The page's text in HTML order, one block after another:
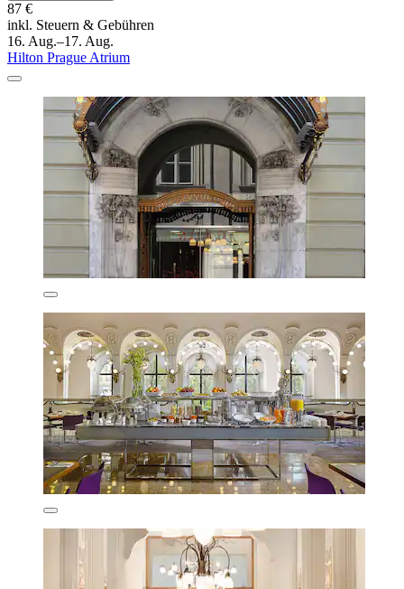
87 €
inkl. Steuern & Gebühren
16. Aug.–17. Aug.
Hilton Prague Atrium